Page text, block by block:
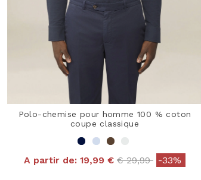
Polo-chemise pour homme 100 % coton
coupe classique
A partir de: 19,99 € Price reduced from
€ 29,99to-33%